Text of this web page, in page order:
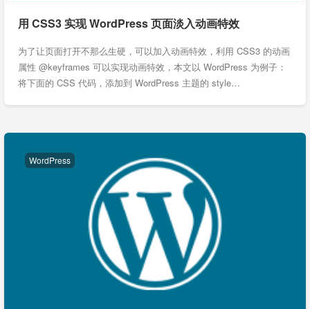
用 CSS3 实现 WordPress 页面淡入动画特效
为了让页面打开不那么生硬，可以加入动画特效，利用 CSS3 的动画
属性 @keyframes 可以实现动画特效，本文以 WordPress 为例子：
将下面的 CSS 代码，添加到 WordPress 主题的 style…
WordPress